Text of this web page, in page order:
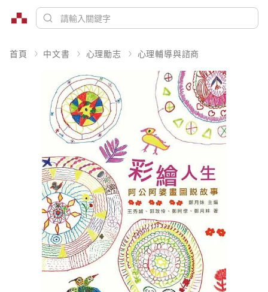
首頁 中文書 心理勵志 心理輔導與諮商